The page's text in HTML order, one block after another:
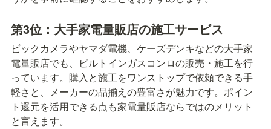
第3位：大手家電量販店の施工サービス
ビックカメラやヤマダ電機、ケーズデンキなどの大手家
電量販店でも、ビルトインガスコンロの販売・施工を行
っています。購入と施工をワンストップで依頼できる手
軽さと、メーカーの品揃えの豊富さが魅力です。ポイン
ト還元を活用できる点も家電量販店ならではのメリット
と言えます。